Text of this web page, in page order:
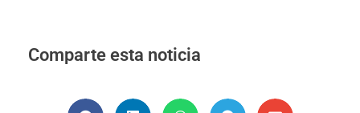
Comparte esta noticia